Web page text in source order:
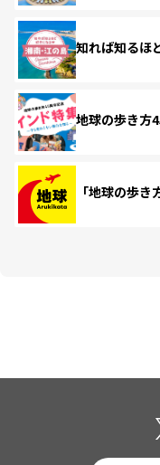
知れば知るほ
地球の歩き方
「地球の歩